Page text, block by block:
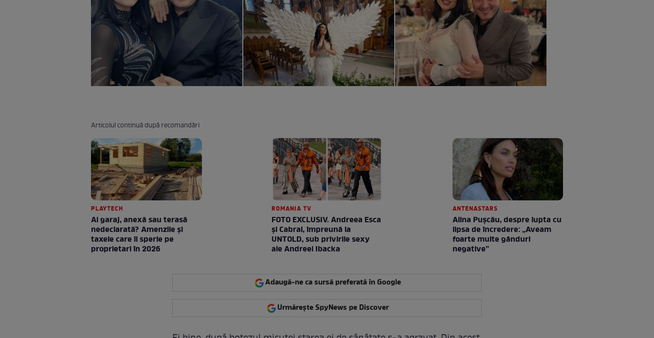
Articolul continuă după recomandări
PLAYTECH
Ai garaj, anexă sau terasă
nedeclarată? Amenzile și
taxele care îi sperie pe
proprietari în 2026
ROMANIA TV
FOTO EXCLUSIV. Andreea Esca
şi Cabral, împreună la
UNTOLD, sub privirile sexy
ale Andreei Ibacka
ANTENASTARS
Alina Pușcău, despre lupta cu
lipsa de încredere: „Aveam
foarte multe gânduri
negative”
Adaugă-ne ca sursă preferată în Google
Urmărește SpyNews pe Discover